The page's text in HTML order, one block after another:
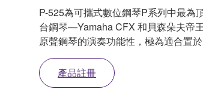
P-525為可攜式數位鋼琴P系列中最為
台鋼琴—Yamaha CFX 和貝森朵夫帝
原聲鋼琴的演奏功能性，極為適合置
產品註冊